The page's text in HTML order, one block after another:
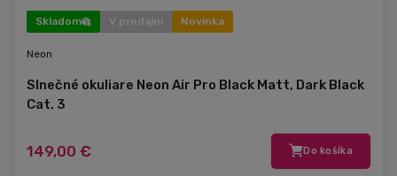
Skladom V predajni Novinka
Neon
Slnečné okuliare Neon Air Pro Black Matt, Dark Black
Cat. 3
149,00 € Do košíka